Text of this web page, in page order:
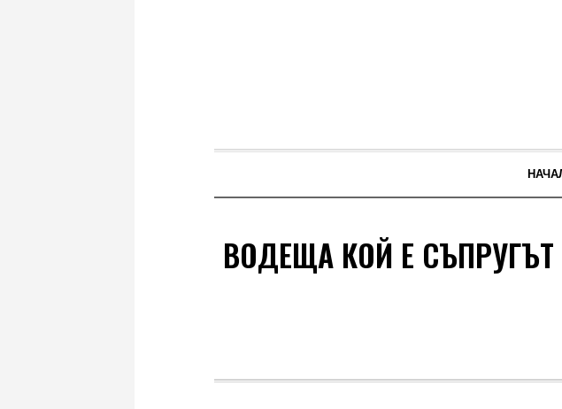
ВОДЕЩА КОЙ Е